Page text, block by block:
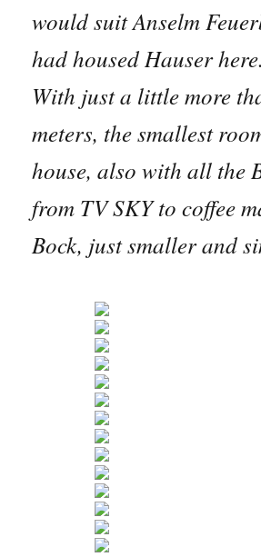
would suit Anselm
had housed Hauser here.
With just a little more
meters, the smallest
house, also with all the
from TV SKY to coffee
Bock, just smaller and